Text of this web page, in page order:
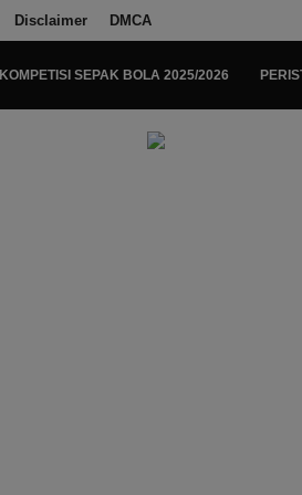
Disclaimer DMCA
KOMPETISI SEPAK BOLA 2025/2026